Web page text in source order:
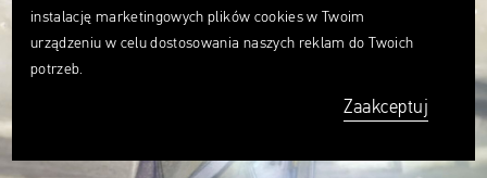
instalację marketingowych plików cookies w Twoim
urządzeniu w celu dostosowania naszych reklam do Twoich
potrzeb.
Zaakceptuj